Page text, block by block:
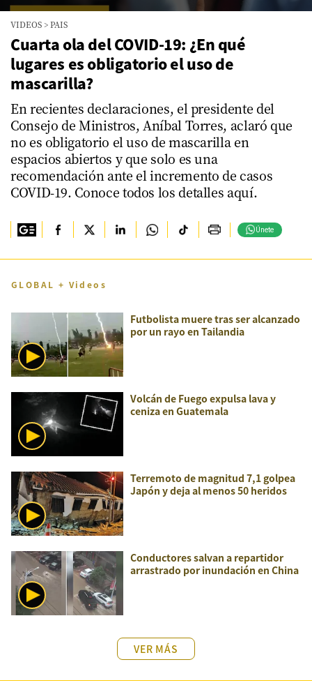
seconds
seconds
VIDEOS >PAIS
Cuarta ola del COVID-19: ¿En qué
lugares es obligatorio el uso de
mascarilla?
En recientes declaraciones, el presidente del
Consejo de Ministros, Aníbal Torres, aclaró que
no es obligatorio el uso de mascarilla en
espacios abiertos y que solo es una
recomendación ante el incremento de casos
COVID-19. Conoce todos los detalles aquí.
Únete
GLOBAL + Videos
Futbolista muere tras ser alcanzado
por un rayo en Tailandia
Volcán de Fuego expulsa lava y
ceniza en Guatemala
Terremoto de magnitud 7,1 golpea
Japón y deja al menos 50 heridos
Conductores salvan a repartidor
arrastrado por inundación en China
VER MÁS